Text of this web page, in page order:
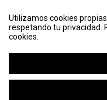
Utilizamos cookies
respetando tu privacidad.
cookies.